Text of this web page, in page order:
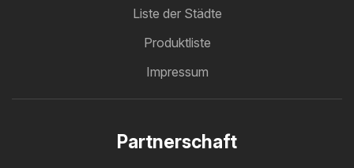
Liste der Städte
Produktliste
Impressum
Partnerschaft